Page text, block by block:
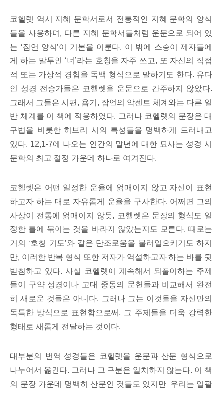
코헬렛 역시 지혜 문학서로서 전통적인 지혜 문학의 양식
들을 사용하며, 다른 지혜 문학서들처럼 운문으로 되어 있
는 ‘잠언 양식’이 기본을 이룬다. 이 밖에 스승이 제자들에
게 하는 말투인 ‘너’라는 호칭을 자주 쓰고, 또 자신의 직접
적 또는 가상적 경험을 독백 형식으로 말하기도 한다. 유다
인 성경 전승가들은 코헬렛을 운문으로 간주하지 않았다.
그래서 그들은 시편, 욥기, 잠언의 악센트 체계와는 다른 일
반 체계를 이 책에 적용하였다. 그러나 코헬렛의 문장은 대
구법을 비롯한 히브리 시의 특성들을 명백하게 드러내고
있다. 12,1-7에 나오는 인간의 말년에 대한 묘사는 성경 시
문학의 최고 절정 가운데 하나로 여겨진다.
코헬렛은 어떤 일정한 운율에 얽매이지 않고 자신이 표현
하고자 하는 대로 자유롭게 운율을 구사한다. 어쩌면 그의
사상이 전통에 얽매이지 않듯, 코헬렛은 문장의 형식도 일
정한 틀에 묶이는 것을 바라지 않았는지도 모른다. 때로는
거의 ‘호칭 기도’와 같은 단조로움을 불러일으키기도 하지
만, 이러한 반복 형식 또한 저자가 역설하고자 하는 바를 뒷
받침하고 있다. 사실 코헬렛이 계속해서 되풀이하는 주제
들이 구약 성경이나 고대 중동의 문헌들과 비교해서 완전
히 새로운 것들은 아니다. 그러나 그는 이것들을 자신만의
독특한 방식으로 표현함으로써, 그 주제들을 더욱 강력한
형태로 새롭게 전달하는 것이다.
대부분의 번역 성경들은 코헬렛을 운문과 산문 형식으로
나누어서 옮긴다. 그러나 그 구분은 일치하지 않는다. 이 책
의 문장 가운데 명백히 산문인 것들도 있지만, 우리는 일괄